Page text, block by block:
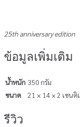
25th anniversary edition
ข้อมูลเพิ่มเติม
น้ำหนัก 350 กรัม
ขนาด
21 × 14 × 2 เซนติ
รีวิว